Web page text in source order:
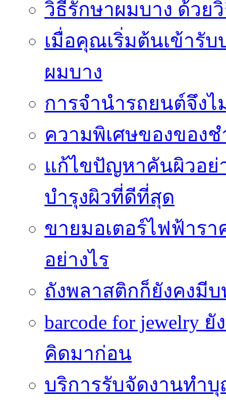
วิธีรักษาผมบาง ด้วย
เมื่อคุณเริ่มต้นเข้ารั
ผมบาง
การจำนำรถยนต์จึงไ
ความพิเศษของของ
แก้ไขปัญหาคันผิวอ
บำรุงผิวที่ดีที่สุด
ขายมอเตอร์ไฟฟ้าร
อย่างไร
ถังพลาสติกก็ยังคงมี
barcode for jewelry
คิดมาก่อน
บริการรับจัดงานทำ